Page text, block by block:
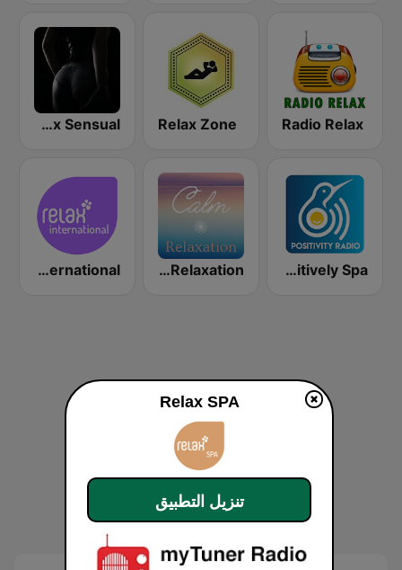
Radio Relax
Relax Zone
Radio Relax Sensual
Positively Spa
Calm Relaxation
Relax International
Relax SPA
تنزيل التطبيق